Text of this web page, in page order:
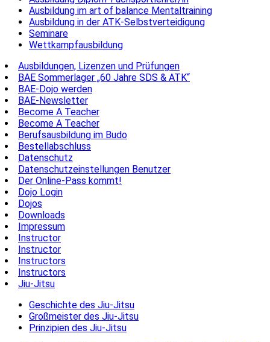
Ausbildung im art of balance Mentaltraining
Ausbildung in der ATK-Selbstverteidigung
Seminare
Wettkampfausbildung
Ausbildungen, Lizenzen und Prüfungen
BAE Sommerlager „60 Jahre SDS & ATK“
BAE-Dojo werden
BAE-Newsletter
Become A Teacher
Become A Teacher
Berufsausbildung im Budo
Bestellabschluss
Datenschutz
Datenschutzeinstellungen Benutzer
Der Online-Pass kommt!
Dojo Login
Dojos
Downloads
Impressum
Instructor
Instructor
Instructors
Instructors
Jiu-Jitsu
Geschichte des Jiu-Jitsu
Großmeister des Jiu-Jitsu
Prinzipien des Jiu-Jitsu